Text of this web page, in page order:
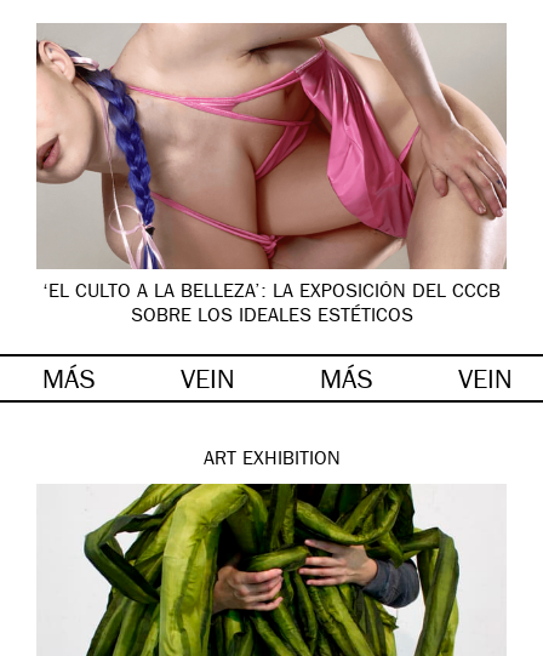
‘EL CULTO A LA BELLEZA’: LA EXPOSICIÓN DEL CCCB
SOBRE LOS IDEALES ESTÉTICOS
MÁS VEIN MÁS VEIN
ART EXHIBITION